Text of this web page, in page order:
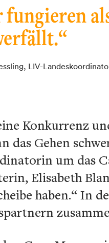
fungieren
LIV-
Konkurrenz
das Gehen
um das
Elisabeth
haben.“ In